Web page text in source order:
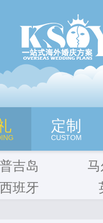
摄影 定制
CUSTOM
普吉岛
西班牙